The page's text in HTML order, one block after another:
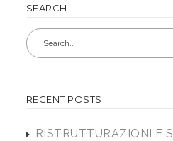
SEARCH
RECENT POSTS
RISTRUTTURAZIONI E